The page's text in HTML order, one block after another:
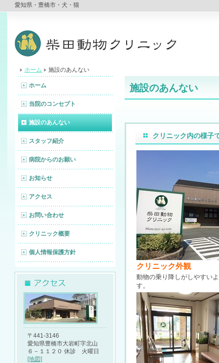
愛知県・豊橋市・犬・猫
ホーム 施設のあんない
施設のあんない
クリニック内の様子
クリニック外観
動物の乗り降しがしやすい
す。
ホーム
当院のコンセプト
施設のあんない
スタッフ紹介
病院からのお願い
お知らせ
アクセス
お問い合わせ
クリニック概要
個人情報保護方針
〒441-3146
愛知県豊橋市大岩町字北山
６－１１２０ 休診 火曜日
[地図]